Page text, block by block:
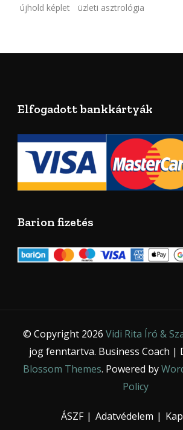
újhold képlet üzleti asztrológia
Elfogadott bankkártyák
Barion fizetés
© Copyright 2026 Vidi Rita Író &
jog fenntartva. Business Coach |
Blossom Themes. Powered by
Policy
ÁSZF Adatvédelem